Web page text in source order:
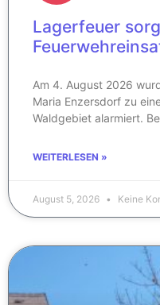
Lagerfeuer
Am 4. August 2026
Maria Enzersdorf zu
Waldgebiet alarmiert.
WEITERLESEN »
August 5, 2026 Keine